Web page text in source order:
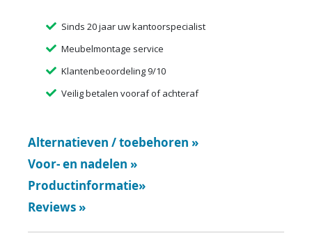
Sinds 20 jaar uw kantoorspecialist
Meubelmontage service
Klantenbeoordeling 9/10
Veilig betalen vooraf of achteraf
Alternatieven / toebehoren »
Voor- en nadelen »
Productinformatie»
Reviews »